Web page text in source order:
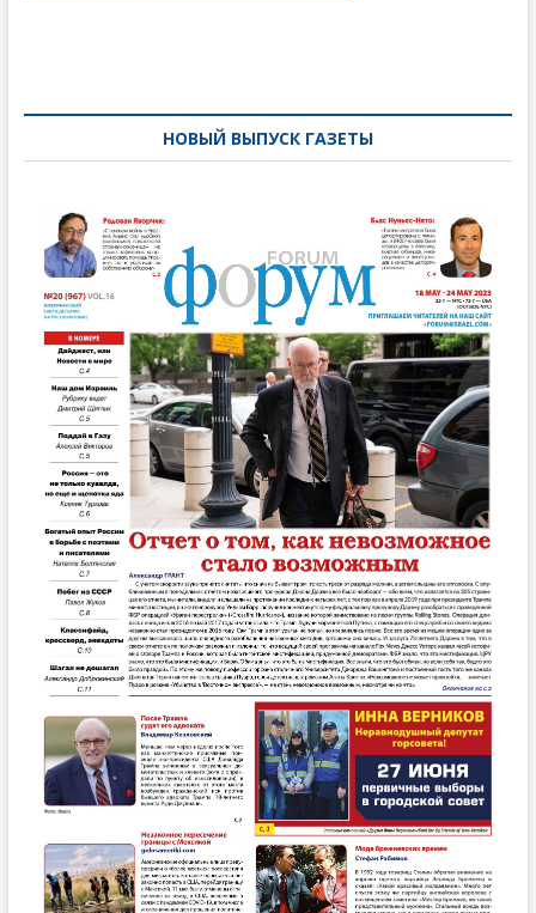
записямНОВЫЙ ВЫПУСК ГАЗЕТЫ